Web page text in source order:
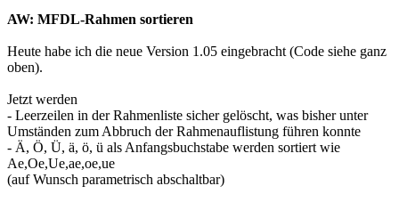
AW: MFDL-Rahmen sortieren
Heute habe ich die neue Version 1.05 eingebracht (Code siehe ganz
oben).
Jetzt werden
- Leerzeilen in der Rahmenliste sicher gelöscht, was bisher unter
Umständen zum Abbruch der Rahmenauflistung führen konnte
- Ä, Ö, Ü, ä, ö, ü als Anfangsbuchstabe werden sortiert wie
Ae,Oe,Ue,ae,oe,ue
(auf Wunsch parametrisch abschaltbar)